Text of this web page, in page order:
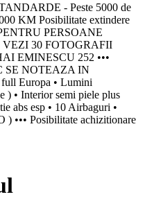
- Peste 5000 de
KM Posibilitate extindere
PERSOANE
VEZI 30 FOTOGRAFII
EMINESCU 252 •••
SE NOTEAZA IN
Europa • Lumini
) • Interior semi piele plus
abs esp • 10 Airbaguri •
) ••• Posibilitate achizitionare